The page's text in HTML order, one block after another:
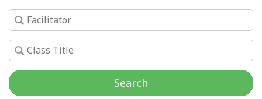
Bars
Les
régions
Search